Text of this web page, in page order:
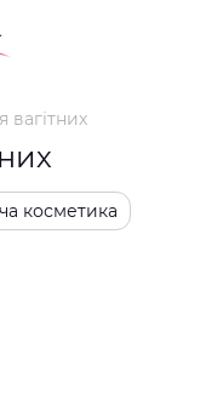
вагітних
косметика